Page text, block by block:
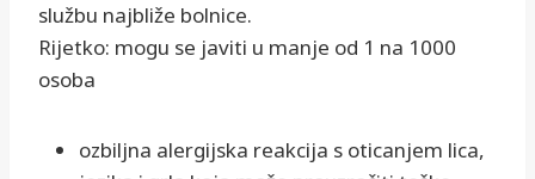
službu najbliže bolnice.
Rijetko: mogu se javiti u manje od 1 na 1000
osoba
ozbiljna alergijska reakcija s oticanjem lica,